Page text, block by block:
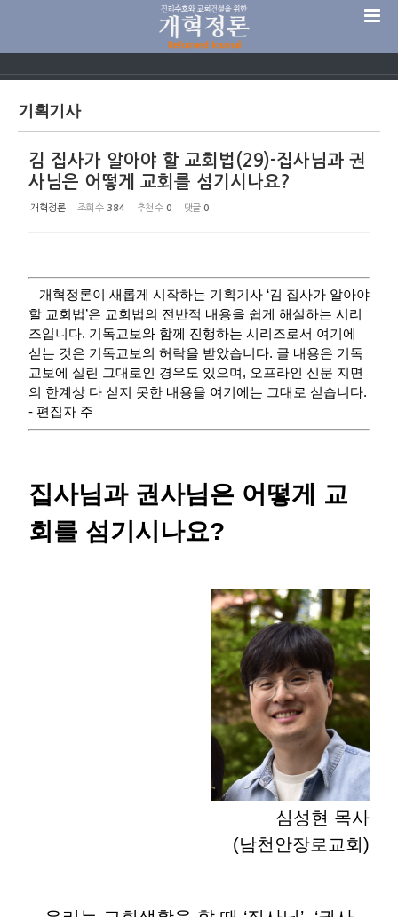
기획기사
김 집사가 알아야 할 교회법(29)-집사님과 권
사님은 어떻게 교회를 섬기시나요?
개혁정론 조회 수 384 추천 수 0 댓글 0
개혁정론이 새롭게 시작하는 기획기사 ‘김 집사가 알아야
할 교회법’은 교회법의 전반적 내용을 쉽게 해설하는 시리
즈입니다. 기독교보와 함께 진행하는 시리즈로서 여기에
싣는 것은 기독교보의 허락을 받았습니다. 글 내용은 기독
교보에 실린 그대로인 경우도 있으며, 오프라인 신문 지면
의 한계상 다 싣지 못한 내용을 여기에는 그대로 싣습니다.
- 편집자 주
집사님과 권사님은 어떻게 교
회를 섬기시나요?
심성현 목사
(남천안장로교회)
Sketchbook5, 스케치북5
Sketchbook5, 스케치북5